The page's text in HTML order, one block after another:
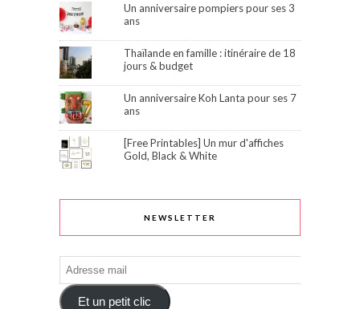
Un anniversaire pompiers pour ses 3
ans
Thaïlande en famille : itinéraire de 18
jours & budget
Un anniversaire Koh Lanta pour ses 7
ans
[Free Printables] Un mur d'affiches
Gold, Black & White
NEWSLETTER
Adresse
mail
Et un petit clic